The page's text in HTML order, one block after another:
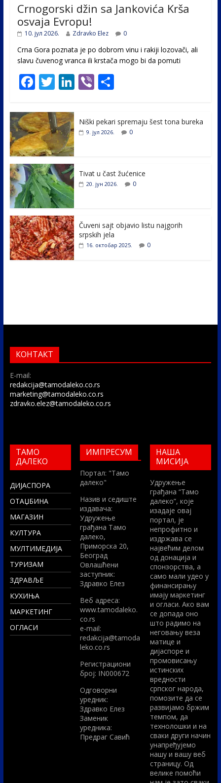
Crnogorski džin sa Jankovića Krša
osvaja Evropu!
10. јул 2026. Zdravko Elez 0
Crna Gora poznata je po dobrom vinu i rakiji lozovači, ali
slavu čuvenog vranca ili krstača mogo bi da pomuti
F
e
b
o
o
k
T
itt
er
Li
e
Vi
er
S
e
Niški pekari spremaju šest tona bureka
9. јул 2026. 0
Tivat u čast žućenice
20. јун 2026. 0
Čuveni sajt objavio listu najgorih
srpskih jela
16. октобар 2025. 0
КОНТАКТ
E-mail:
redakcija@tamodaleko.co.rs
marketing@tamodaleko.co.rs
zdravko.elez@tamodaleko.co.rs
ТАМО
ДАЛЕКО
ДИЈАСПОРА
ОТАЏБИНА
МАГАЗИН
КУЛТУРА
МУЛТИМЕДИЈА
ТУРИЗАМ
ЗДРАВЉЕ
КУХИЊА
МАРКЕТИНГ
ОГЛАСИ
ИМПРЕСУМ
Портал: "Тамо
далеко"
Назив и седиште
издавача:
Удружење
грађана Тамо
далеко,
Приморска 20,
Београд
Овлашћени
заступник:
Здравко Елез
Вeб адреса:
www.tamodaleko.
co.rs
e-mail:
redakcija@tamoda
leko.co.rs
Регистрациони
број: IN000672
Одговорни
уредник:
Здравко Елез
Заменик
уредника:
Предраг Савић
НАША
МИСИЈА
Удружење
грађана “Тамо
далеко”, које
изадаје овај
портал, је
непрофитно и
издржава се
највећим делом
од донација и
спонзорства, а
само мали удео у
финансирању
имају маркетинг
и огласи. Ако вам
се допада оно
што радимо на
неговању веза
матице и
дијаспоре и
промовисању
истинских
вредности
српског народа,
помозите да се
развијамо бржим
темпом, да
технолошки и на
сваки други начин
унапређујемо
нашу и вашу веб
страницу. Од
велике помоћи